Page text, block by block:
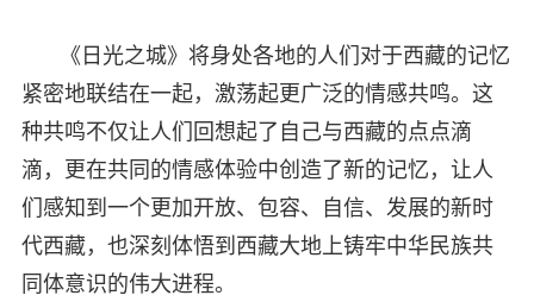
《日光之城》将身处各地的人们对于西藏的记忆
紧密地联结在一起，激荡起更广泛的情感共鸣。这
种共鸣不仅让人们回想起了自己与西藏的点点滴
滴，更在共同的情感体验中创造了新的记忆，让人
们感知到一个更加开放、包容、自信、发展的新时
代西藏，也深刻体悟到西藏大地上铸牢中华民族共
同体意识的伟大进程。